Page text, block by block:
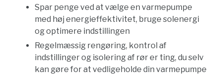
Spar penge ved at vælge en varmepumpe
med høj energieffektivitet, bruge solenergi
og optimere indstillingen
Regelmæssig rengøring, kontrol af
indstillinger og isolering af rør er ting, du selv
kan gøre for at vedligeholde din varmepumpe